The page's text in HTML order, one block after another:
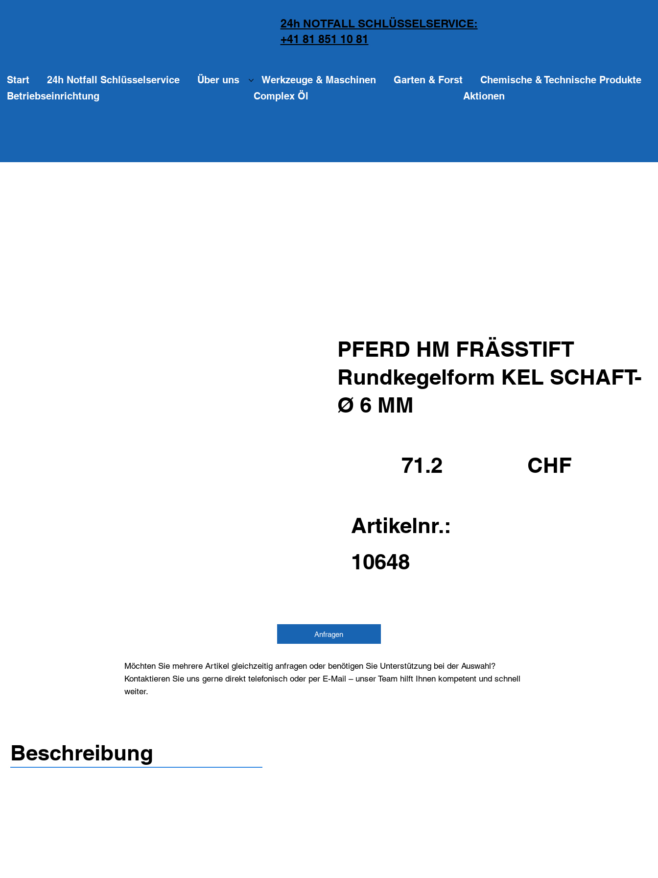
24h NOTFALL SCHLÜSSELSERVICE:
+41 81 851 10 81
Start 24h Notfall Schlüsselservice Über uns Werkzeuge & Maschinen Garten & Forst
Chemische & Technische Produkte
Betriebseinrichtung
Complex Öl Aktionen
PFERD HM FRÄSSTIFT
Rundkegelform KEL SCHAFT-
Ø 6 MM
71.2 CHF
Artikelnr.:
10648
Anfragen
Möchten Sie mehrere Artikel gleichzeitig anfragen oder benötigen Sie Unterstützung bei der Auswahl?
Kontaktieren Sie uns gerne direkt telefonisch oder per E-Mail – unser Team hilft Ihnen kompetent und schnell
weiter.
Beschreibung